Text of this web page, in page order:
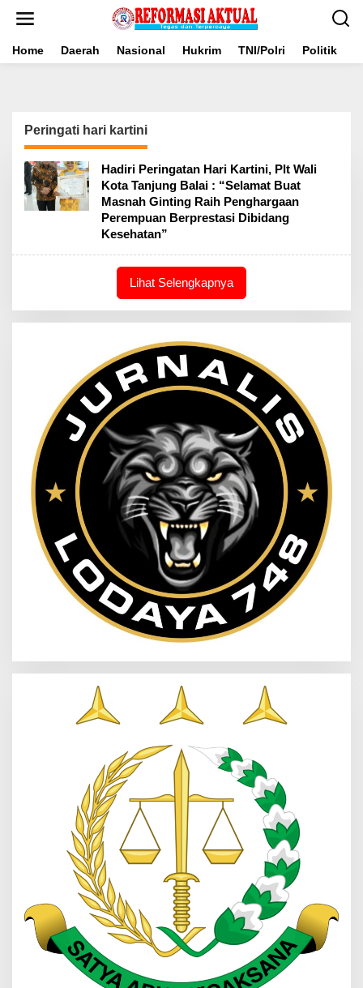
Home Daerah Nasional Hukrim TNI/Polri Politik
Peringati hari kartini
Hadiri Peringatan Hari Kartini, Plt Wali
Kota Tanjung Balai : “Selamat Buat
Masnah Ginting Raih Penghargaan
Perempuan Berprestasi Dibidang
Kesehatan”
Lihat Selengkapnya